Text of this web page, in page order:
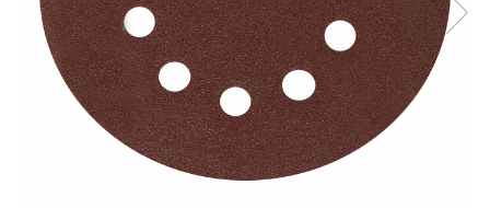
Tricicluri cargo fara permis
Tricicluri persoane
Trotinete electrice
Biciclete, trotinete, triciclete
Biciclete electrice